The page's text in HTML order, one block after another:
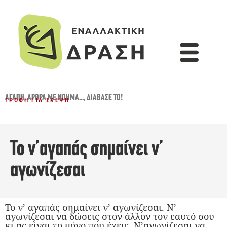
ΑΓΆΠΗ,ΆΡΘΡΑ ΜΕ ΝΌΗΜΑ...,ΔΙΆΒΑΣΈ ΤΟ!
ΤΡΟΦΉ ΓΙΑ ΣΚΈΨΗ
Το ν’αγαπάς σημαίνει ν’
αγωνίζεσαι
Το ν’ αγαπάς σημαίνει ν’ αγωνίζεσαι. Ν’
αγωνίζεσαι να δώσεις στον άλλον τον εαυτό σου